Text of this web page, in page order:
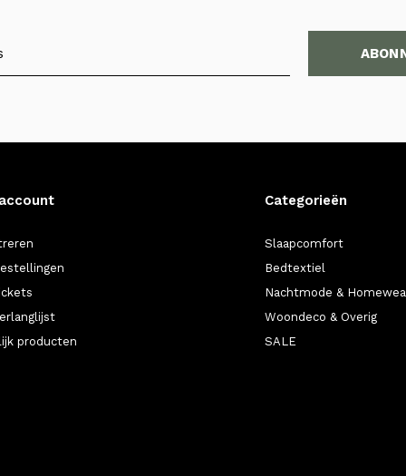
producten
Categorieën
Slaapcomfort
Bedtextiel
Nachtmode &
Woondeco & Overig
SALE